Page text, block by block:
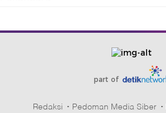
part of
Redaksi Pedoman Media Siber